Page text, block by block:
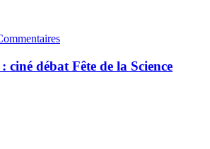
ciné débat Fête de la Science